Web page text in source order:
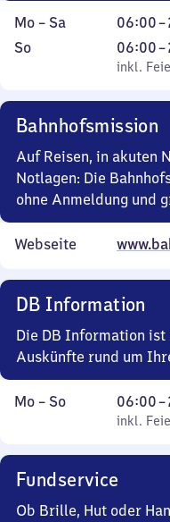
Montag
bis
Mo – Sa 06:00–
Von
6
Uhr
Uhr
30
Sonntag
So,
inkl. Feiertage
06:00–
Von
6
23
Uhr
inkl.
Bahnhofsmission
Auf Reisen, in akuten
Notlagen: Die
ohne Anmeldung und
Webseite
DB Information
Die DB Information
Auskünfte rund um
Montag
Mo – So,
inkl. Feiertage
06:00–
Von
6
23
Uhr
inkl.
Fundservice
Ob Brille, Hut oder